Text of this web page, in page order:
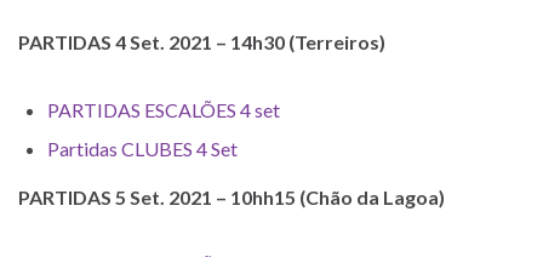
PARTIDAS 4 Set. 2021 – 14h30 (Terreiros)
PARTIDAS ESCALÕES 4 set
Partidas CLUBES 4 Set
PARTIDAS 5 Set. 2021 – 10hh15 (Chão da Lagoa)